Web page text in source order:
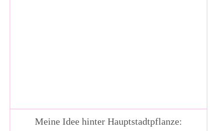
Meine Idee hinter Hauptstadtpflanze: